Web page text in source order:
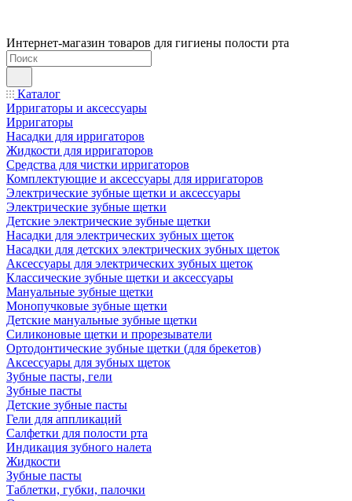
Интернет-магазин товаров для гигиены полости рта
Каталог
Ирригаторы и аксессуары
Ирригаторы
Насадки для ирригаторов
Жидкости для ирригаторов
Средства для чистки ирригаторов
Комплектующие и аксессуары для ирригаторов
Электрические зубные щетки и аксессуары
Электрические зубные щетки
Детские электрические зубные щетки
Насадки для электрических зубных щеток
Насадки для детских электрических зубных щеток
Аксессуары для электрических зубных щеток
Классические зубные щетки и аксессуары
Мануальные зубные щетки
Монопучковые зубные щетки
Детские мануальные зубные щетки
Силиконовые щетки и прорезыватели
Ортодонтические зубные щетки (для брекетов)
Аксессуары для зубных щеток
Зубные пасты, гели
Зубные пасты
Детские зубные пасты
Гели для аппликаций
Салфетки для полости рта
Индикация зубного налета
Жидкости
Зубные пасты
Таблетки, губки, палочки